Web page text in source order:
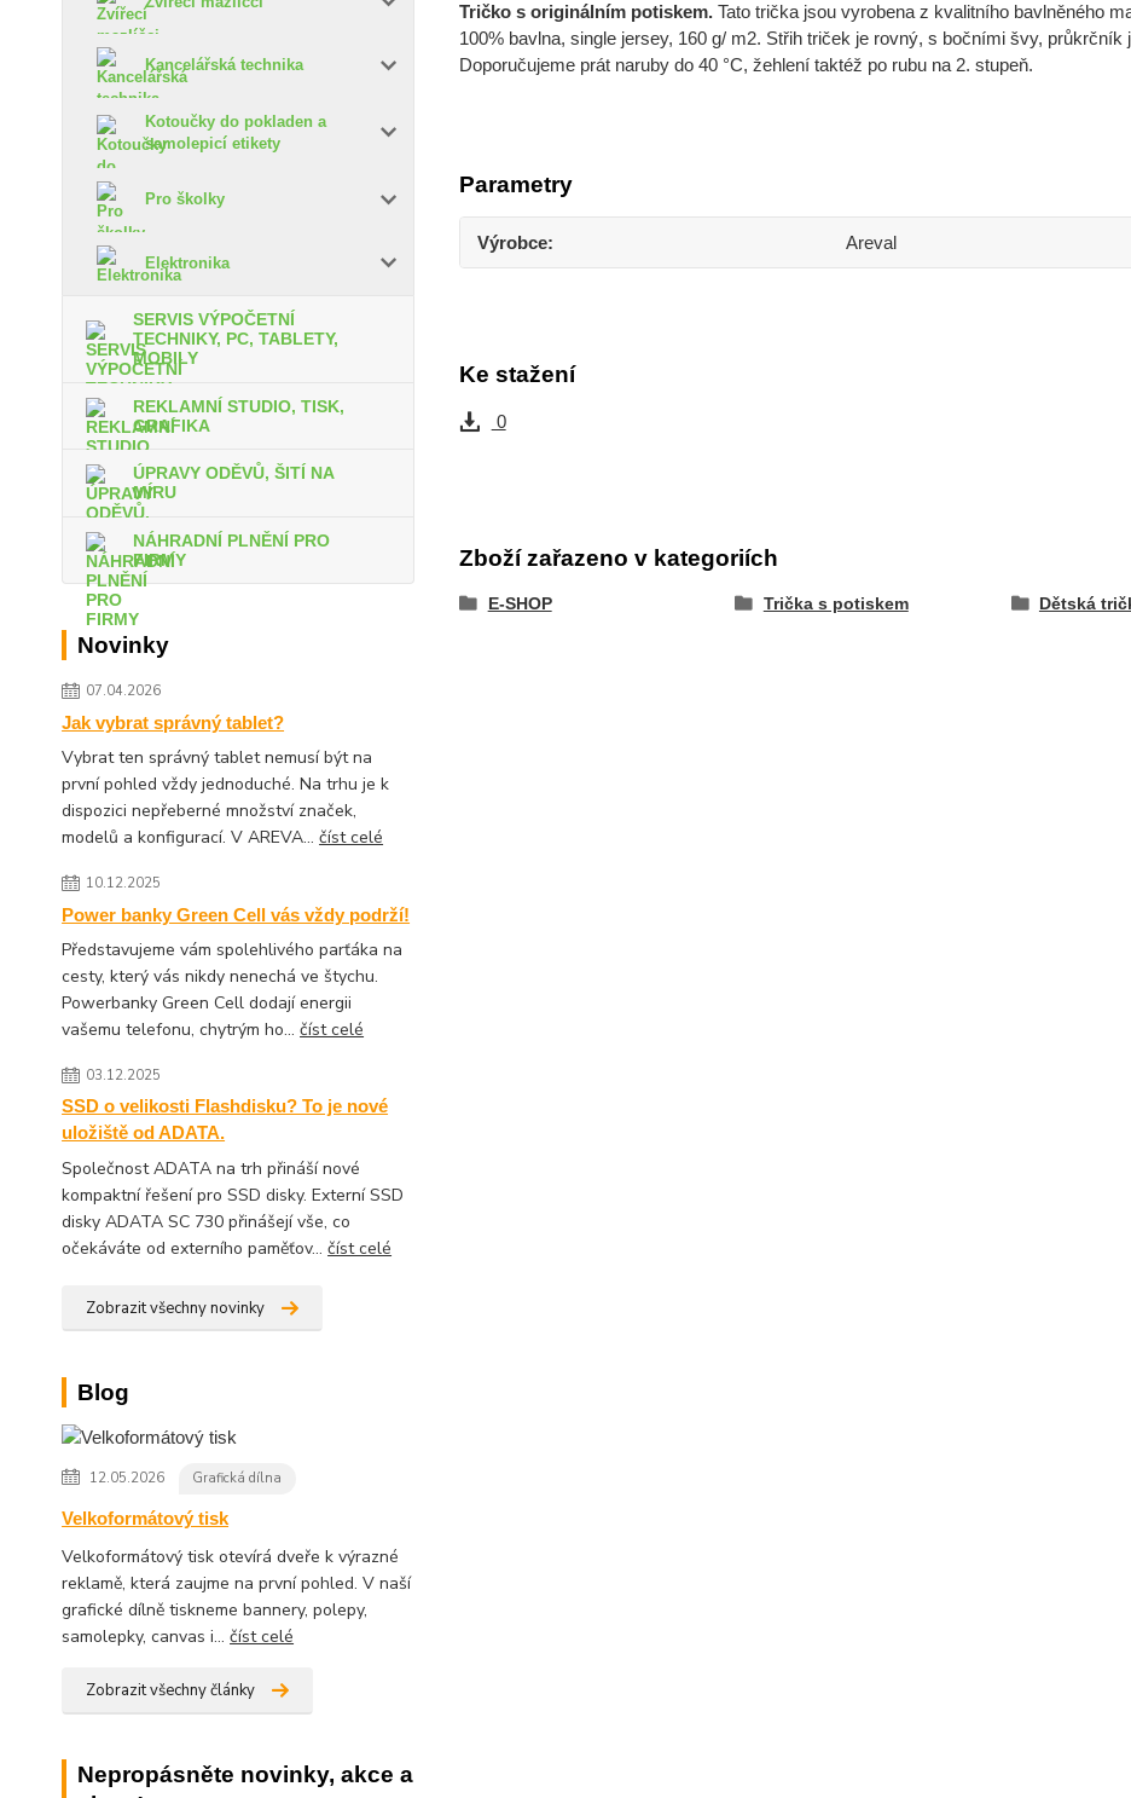
Kancelářská technika
Kotoučky do pokladen a
samolepicí etikety
Pro školky
Elektronika
SERVIS VÝPOČETNÍ
TECHNIKY, PC, TABLETY,
MOBILY
REKLAMNÍ STUDIO, TISK,
GRAFIKA
ÚPRAVY ODĚVŮ, ŠITÍ NA
MÍRU
NÁHRADNÍ PLNĚNÍ PRO
FIRMY
Novinky
07.04.2026
Jak vybrat správný tablet?
Vybrat ten správný tablet nemusí být na
první pohled vždy jednoduché. Na trhu je k
dispozici nepřeberné množství značek,
modelů a konfigurací. V AREVA...číst celé
10.12.2025
Power banky Green Cell vás vždy podrží!
Představujeme vám spolehlivého parťáka na
cesty, který vás nikdy nenechá ve štychu.
Powerbanky Green Cell dodají energii
vašemu telefonu, chytrým ho...číst celé
03.12.2025
SSD o velikosti Flashdisku? To je nové
uložiště od ADATA.
Společnost ADATA na trh přináší nové
kompaktní řešení pro SSD disky. Externí SSD
disky ADATA SC 730 přinášejí vše, co
očekáváte od externího paměťov...číst celé
Zobrazit všechny novinky
Blog
12.05.2026 Grafická dílna
Velkoformátový tisk
Velkoformátový tisk otevírá dveře k výrazné
reklamě, která zaujme na první pohled. V naší
grafické dílně tiskneme bannery, polepy,
samolepky, canvas i...číst celé
Zobrazit všechny články
Nepropásněte novinky, akce a
Tričko s originálním potiskem. Tato trička jsou vyrobena z kvalitního bavlněného
100% bavlna, single jersey, 160 g/ m2. Střih triček je rovný, s bočními švy,
Doporučujeme prát naruby do 40 °C, žehlení taktéž po rubu na 2. stupeň.
Parametry
Výrobce Areval
Ke stažení
0
Zboží zařazeno v kategoriích
E-SHOP Trička s potiskem Dětská